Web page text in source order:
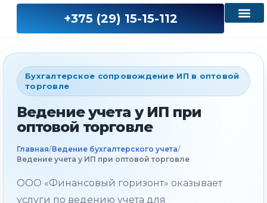
+375 (29) 15-15-112
Бухгалтерское сопровождение ИП в оптовой
торговле
Ведение учета у ИП при
оптовой торговле
Главная/Ведение бухгалтерского учета/
Ведение учета у ИП при оптовой торговле
ООО «Финансовый горизонт» оказывает
услуги по ведению учета для